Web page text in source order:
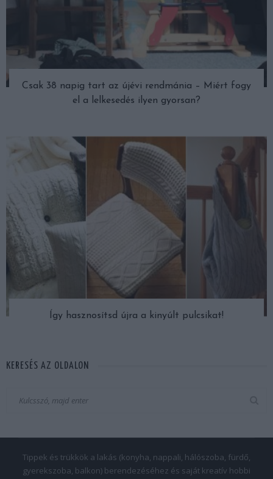
Csak 38 napig tart az újévi rendmánia – Miért fogy
el a lelkesedés ilyen gyorsan?
Így hasznosítsd újra a kinyúlt pulcsikat!
KERESÉS AZ OLDALON
Tippek és trükkök a lakás (konyha, nappali, hálószoba, fürdő,
gyerekszoba, balkon) berendezéséhez és saját kreatív hobbi